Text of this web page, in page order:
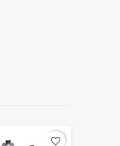
favorite_border